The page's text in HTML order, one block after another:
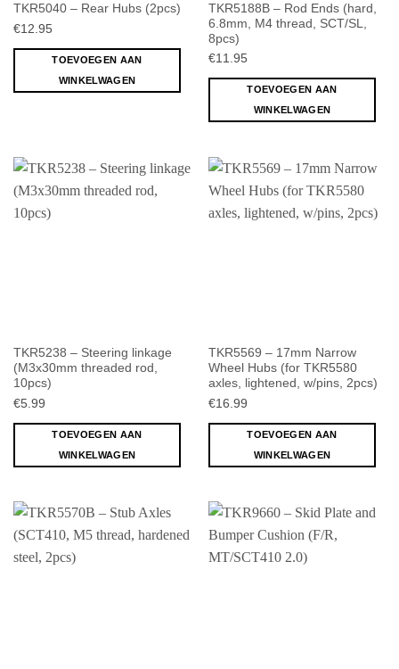
TKR5040 – Rear Hubs (2pcs)
€12.95
TOEVOEGEN AAN
WINKELWAGEN
TKR5188B – Rod Ends (hard,
6.8mm, M4 thread, SCT/SL,
8pcs)
€11.95
TOEVOEGEN AAN
WINKELWAGEN
TKR5238 – Steering linkage
(M3x30mm threaded rod,
10pcs)
€5.99
TOEVOEGEN AAN
WINKELWAGEN
TKR5569 – 17mm Narrow
Wheel Hubs (for TKR5580
axles, lightened, w/pins, 2pcs)
€16.99
TOEVOEGEN AAN
WINKELWAGEN